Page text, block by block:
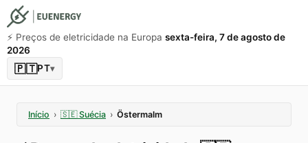
⚡️ Preços de eletricidade na Europa sexta-feira, 7 de agosto de
2026
🇵🇹PT▾
Início › 🇸🇪 Suécia › Östermalm